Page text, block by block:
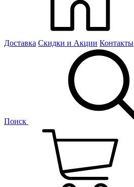
Доставка Скидки и Акции Контакты
Поиск